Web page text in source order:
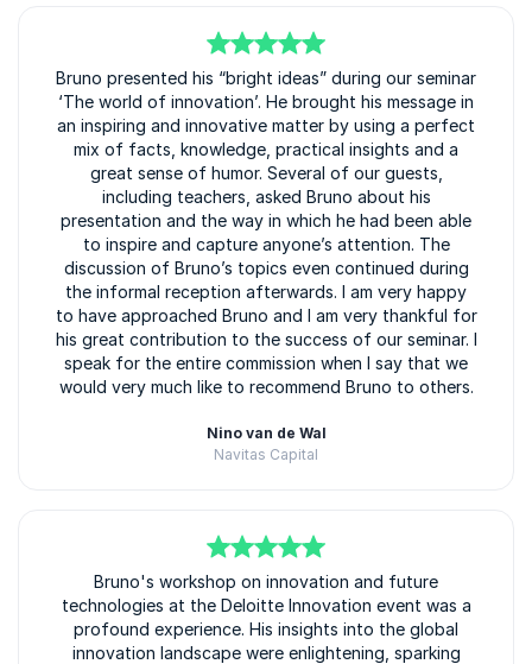
5van5
Bruno presented his “bright ideas” during our seminar
‘The world of innovation’. He brought his message in
an inspiring and innovative matter by using a perfect
mix of facts, knowledge, practical insights and a
great sense of humor. Several of our guests,
including teachers, asked Bruno about his
presentation and the way in which he had been able
to inspire and capture anyone’s attention. The
discussion of Bruno’s topics even continued during
the informal reception afterwards. I am very happy
to have approached Bruno and I am very thankful for
his great contribution to the success of our seminar. I
speak for the entire commission when I say that we
would very much like to recommend Bruno to others.
Nino van de Wal
Navitas Capital
van5
Bruno's workshop on innovation and future
technologies at the Deloitte Innovation event was a
profound experience. His insights into the global
innovation landscape were enlightening, sparking